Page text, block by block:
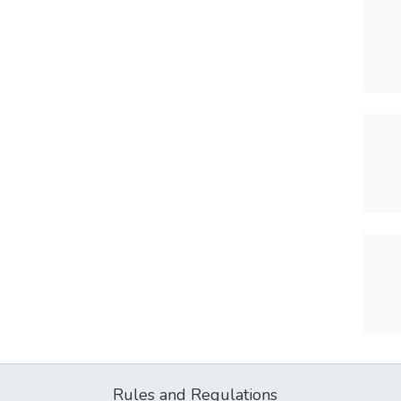
Rules and Regulations